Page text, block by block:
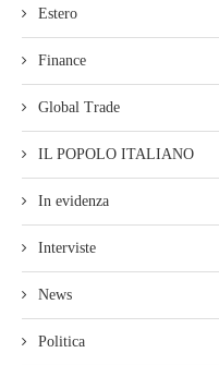
Estero
Finance
Global Trade
IL POPOLO ITALIANO
In evidenza
Interviste
News
Politica